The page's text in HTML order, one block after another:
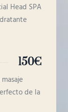
Head SPA
150€
de la